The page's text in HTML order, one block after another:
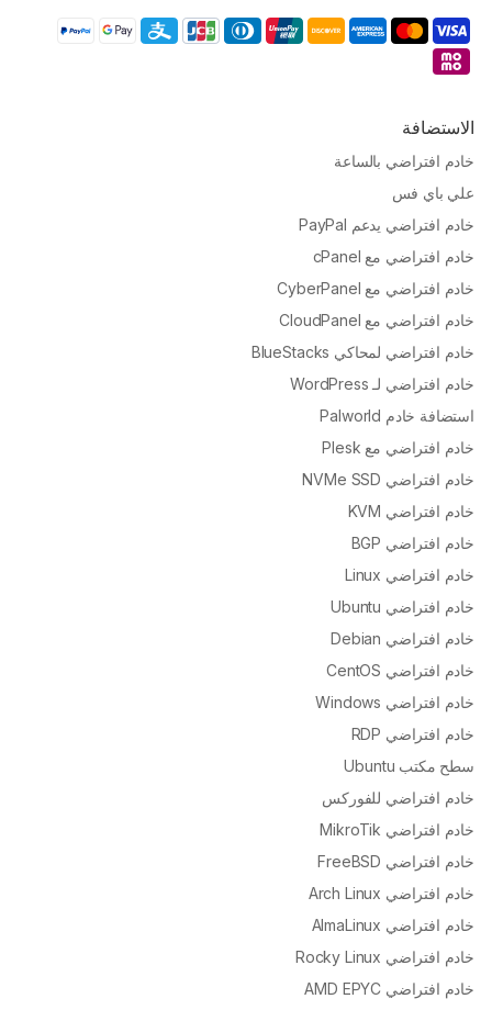
الاستضافة
خادم افتراضي بالساعة
علي باي فس
خادم افتراضي يدعم PayPal
خادم افتراضي مع cPanel
خادم افتراضي مع CyberPanel
خادم افتراضي مع CloudPanel
خادم افتراضي لمحاكي BlueStacks
خادم افتراضي لـ WordPress
استضافة خادم Palworld
خادم افتراضي مع Plesk
خادم افتراضي NVMe SSD
خادم افتراضي KVM
خادم افتراضي BGP
خادم افتراضي Linux
خادم افتراضي Ubuntu
خادم افتراضي Debian
خادم افتراضي CentOS
خادم افتراضي Windows
خادم افتراضي RDP
سطح مكتب Ubuntu
خادم افتراضي للفوركس
خادم افتراضي MikroTik
خادم افتراضي FreeBSD
خادم افتراضي Arch Linux
خادم افتراضي AlmaLinux
خادم افتراضي Rocky Linux
خادم افتراضي AMD EPYC